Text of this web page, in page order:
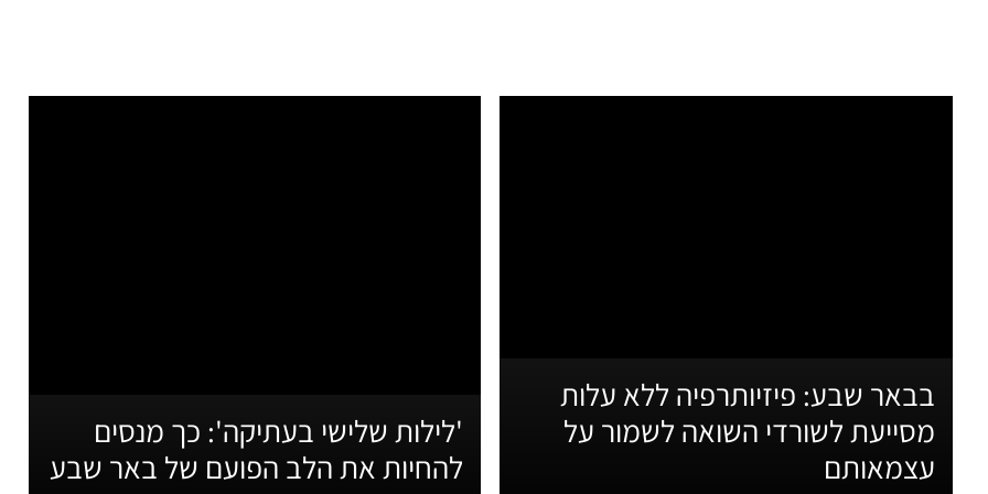
בבאר שבע: פיזיותרפיה ללא עלות
מסייעת לשורדי השואה לשמור על
עצמאותם
'לילות שלישי בעתיקה': כך מנסים
להחיות את הלב הפועם של באר שבע